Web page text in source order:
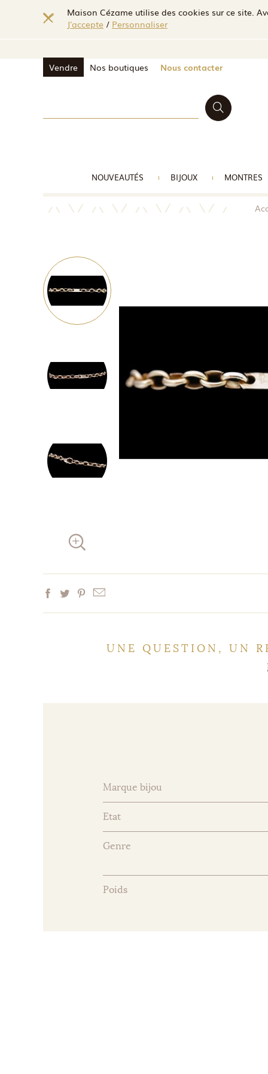
Maison Cézame utilise des cookies sur ce site.
J'accepte / Personnaliser
Vendre Nos boutiques Nous contacter
NOUVEAUTÉS BIJOUX MONTRES
UNE QUESTION, UN
Marque bijou
Etat
Genre
Poids